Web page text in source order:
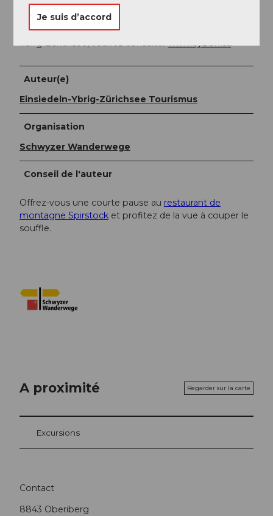
Pour plus d’informations sur la région Einsiedeln-
Ybrig-Zürichsee, veuillez consulterwww.eyz.swiss.
Auteur(e)
Einsiedeln-Ybrig-Zürichsee Tourismus
Organisation
Schwyzer Wanderwege
Conseil de l'auteur
Offrez-vous une courte pause au restaurant de
montagne Spirstock et profitez de la vue à couper le
souffle.
A proximité Regarder sur la carte
Excursions
Contact
8843 Oberiberg
Je suis d’accord